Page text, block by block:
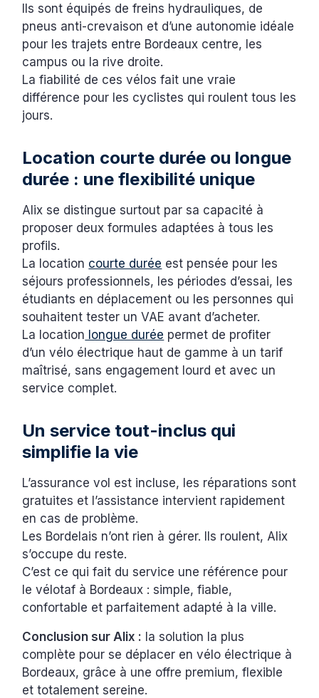
Ils sont équipés de freins hydrauliques, de
pneus anti-crevaison et d’une autonomie idéale
pour les trajets entre Bordeaux centre, les
campus ou la rive droite.
La fiabilité de ces vélos fait une vraie
différence pour les cyclistes qui roulent tous les
jours.
Location courte durée ou longue
durée : une flexibilité unique
Alix se distingue surtout par sa capacité à
proposer deux formules adaptées à tous les
profils.
La location courte durée est pensée pour les
séjours professionnels, les périodes d’essai, les
étudiants en déplacement ou les personnes qui
souhaitent tester un VAE avant d’acheter.
La location longue durée permet de profiter
d’un vélo électrique haut de gamme à un tarif
maîtrisé, sans engagement lourd et avec un
service complet.
Un service tout-inclus qui
simplifie la vie
L’assurance vol est incluse, les réparations sont
gratuites et l’assistance intervient rapidement
en cas de problème.
Les Bordelais n’ont rien à gérer. Ils roulent, Alix
s’occupe du reste.
C’est ce qui fait du service une référence pour
le vélotaf à Bordeaux : simple, fiable,
confortable et parfaitement adapté à la ville.
Conclusion sur Alix : la solution la plus
complète pour se déplacer en vélo électrique à
Bordeaux, grâce à une offre premium, flexible
et totalement sereine.